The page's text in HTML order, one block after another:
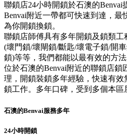
聯鎖店24小時開鎖於石澳的
Benvai附近一帶都可快速到達，最
為你開鎖換鎖。
聯鎖店師傅具有多年開鎖及鎖類
(壞門鎖/壞閘鎖/斷匙/壞電子鎖/開
鎖)等等，我們都能以最有效的方
位於石澳的Benvai附近的聯鎖店鎖
理，開鎖裝鎖多年經驗，快速有
鎖工作。多年口碑，受到多個本區
石澳的Benvai服務多年
24小時開鎖